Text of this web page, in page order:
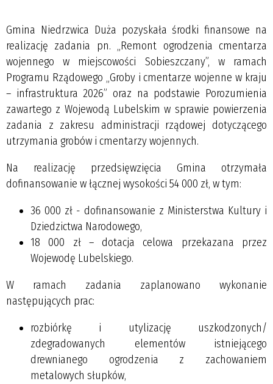
Gmina Niedrzwica Duża pozyskała środki finansowe na
realizację zadania pn. „Remont ogrodzenia cmentarza
wojennego w miejscowości Sobieszczany”, w ramach
Programu Rządowego „Groby i cmentarze wojenne w kraju
– infrastruktura 2026” oraz na podstawie Porozumienia
zawartego z Wojewodą Lubelskim w sprawie powierzenia
zadania z zakresu administracji rządowej dotyczącego
utrzymania grobów i cmentarzy wojennych.
Na realizację przedsięwzięcia Gmina otrzymała
dofinansowanie w łącznej wysokości 54 000 zł, w tym:
36 000 zł - dofinansowanie z Ministerstwa Kultury i
Dziedzictwa Narodowego,
18 000 zł – dotacja celowa przekazana przez
Wojewodę Lubelskiego.
W ramach zadania zaplanowano wykonanie
następujących prac:
rozbiórkę i utylizację uszkodzonych/
zdegradowanych elementów istniejącego
drewnianego ogrodzenia z zachowaniem
metalowych słupków,